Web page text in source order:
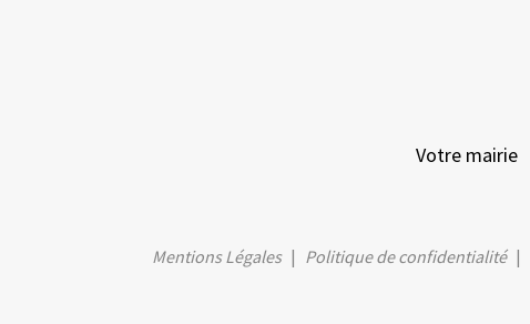
Votre mairie
Mentions Légales Politique de confidentialité